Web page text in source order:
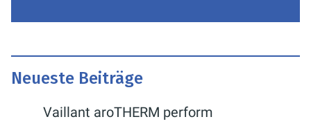
Neueste Beiträge
Vaillant aroTHERM perform